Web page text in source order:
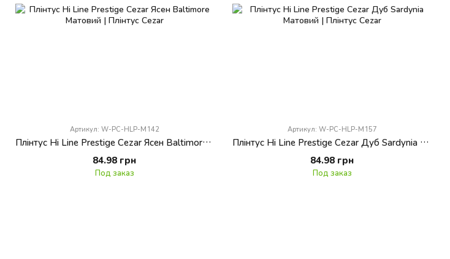
Артикул: W-PC-HLP-M142
Плінтус Hi Line Prestige Cezar Ясен Baltimore Матовий
84.98 грн
Под заказ
Артикул: W-PC-HLP-M157
Плінтус Hi Line Prestige Cezar Дуб Sardynia Матовий
84.98 грн
Под заказ